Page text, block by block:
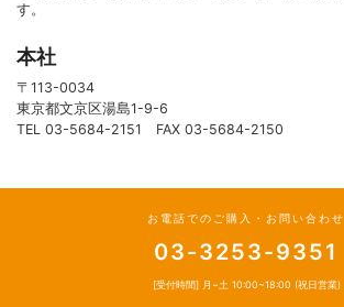
す。
本社
〒113-0034
東京都文京区湯島1-9-6
TEL 03-5684-2151 FAX 03-5684-2150
お電話でのご購入・お問い合わせ
03-3253-9351
[受付時間] 月~土 10:00~18:00 (祝日営業)